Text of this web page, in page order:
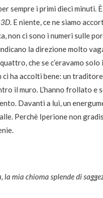
sempre i primi dieci minuti.
3D. E niente, ce ne siamo
non ci sono i numeri sulle
la direzione molto
che se c’eravamo
ha accolti bene: un traditore
il muro. L’hanno frollato e
Davanti a lui, un
Perchè Iperione non
la mia chioma splende di